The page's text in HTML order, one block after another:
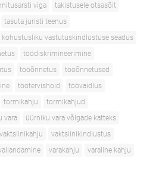
viga
takistusele otsasõit
tasuta juristi teenus
vastutuskindlustuse seadus
töödiskrimineerimine
tööõnnetus
tööõnnetused
töötervishoid
töövaidlus
tormikahju
tormikahjud
vara
üürniku vara võlgade katteks
vaktsiinikahju
vaktsiinikindlustus
varakahju
varaline kahju